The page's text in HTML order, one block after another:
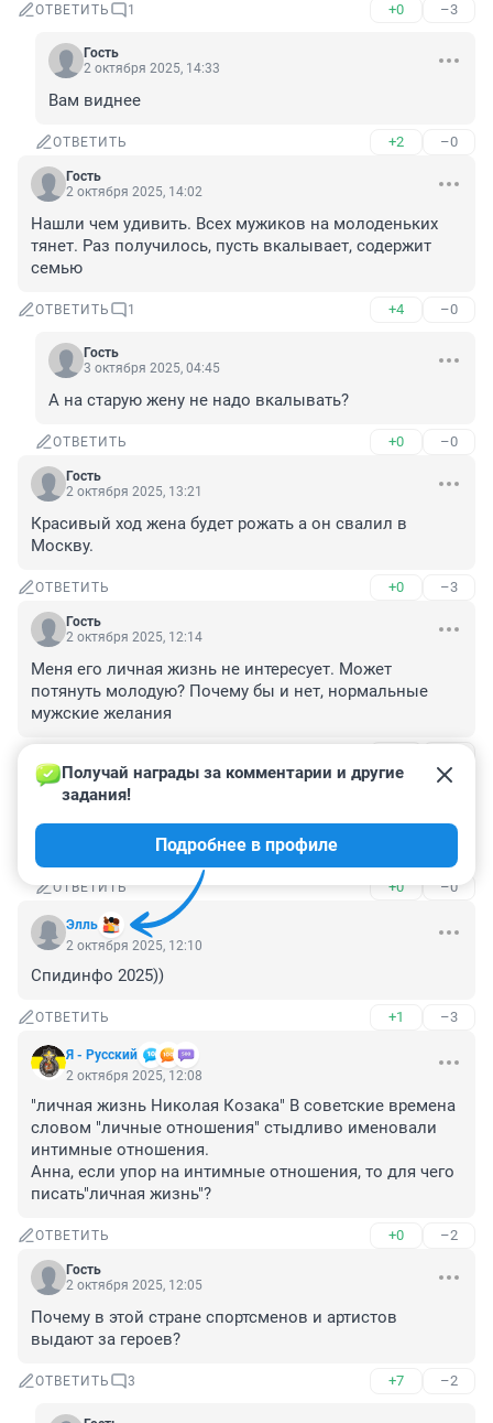
ОТВЕТИТЬ 1 +0 –3
Гость
2 октября 2025, 14:33
Вам виднее
ОТВЕТИТЬ +2 –0
Гость
2 октября 2025, 14:02
Нашли чем удивить. Всех мужиков на молоденьких
тянет. Раз получилось, пусть вкалывает, содержит
семью
ОТВЕТИТЬ 1 +4 –0
Гость
3 октября 2025, 04:45
А на старую жену не надо вкалывать?
ОТВЕТИТЬ +0 –0
Гость
2 октября 2025, 13:21
Красивый ход жена будет рожать а он свалил в
Москву.
ОТВЕТИТЬ +0 –3
Гость
2 октября 2025, 12:14
Меня его личная жизнь не интересует. Может
потянуть молодую? Почему бы и нет, нормальные
мужские желания
Гость
Натянуть молодую это самый сок
ОТВЕТИТЬ +0 –0
Элль
Получай награды за комментарии и другие
задания!
Подробнее в профиле
2 октября 2025, 12:10
Спидинфо 2025))
ОТВЕТИТЬ +1 –3
Я - Русский
2 октября 2025, 12:08
"личная жизнь Николая Козака" В советские времена
словом "личные отношения" стыдливо именовали
интимные отношения.
Анна, если упор на интимные отношения, то для чего
писать"личная жизнь"?
ОТВЕТИТЬ +0 –2
Гость
2 октября 2025, 12:05
Почему в этой стране спортсменов и артистов
выдают за героев?
ОТВЕТИТЬ 3 +7 –2